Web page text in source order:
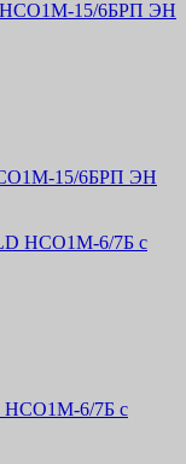
15/6БРП ЭН
НСО1М-6/7Б с